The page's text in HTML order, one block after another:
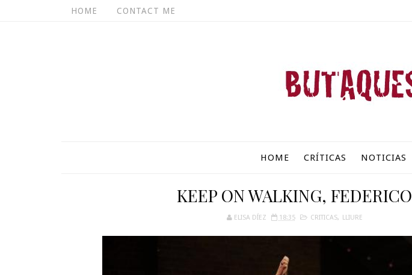
HOME CONTACT ME
HOME CRÍTICAS NOTICIAS
KEEP ON WALKING, FEDERICO
ELISA DÍEZ 18:35 CRITICAS, LLIURE